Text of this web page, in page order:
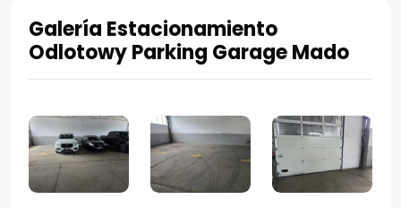
Galería Estacionamiento
Odlotowy Parking Garage Mado